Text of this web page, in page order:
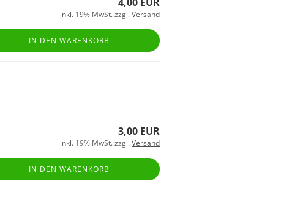
inkl. 19% MwSt. zzgl.Versand
IN DEN WARENKORB
3,00 EUR
inkl. 19% MwSt. zzgl.Versand
IN DEN WARENKORB